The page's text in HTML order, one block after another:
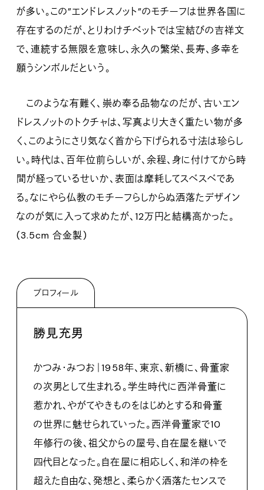
が多い。この”エンドレスノット”のモチーフは世界各国に
存在するのだが、とりわけチベットでは宝結びの吉祥文
で、連続する無限を意味し、永久の繁栄、長寿、多幸を
願うシンボルだという。
このような有難く、崇め奉る品物なのだが、古いエン
ドレスノットのトクチャは、写真より大きく重たい物が多
く、このようにさり気なく首から下げられる寸法は珍らし
い。時代は、百年位前らしいが、余程、身に付けてから時
間が経っているせいか、表面は摩耗してスベスベであ
る。なにやら仏教のモチーフらしからぬ洒落たデザイン
なのが気に入って求めたが、12万円と結構高かった。
(3.5cm 合金製)
プロフィール
勝見充男
かつみ・みつお｜1958年、東京、新橋に、骨董家
の次男として生まれる。学生時代に西洋骨董に
惹かれ、やがてやきものをはじめとする和骨董
の世界に魅せられていった。西洋骨董家で10
年修行の後、祖父からの屋号、自在屋を継いで
四代目となった。自在屋に相応しく、和洋の枠を
超えた自由な、発想と、柔らかく洒落たセンスで